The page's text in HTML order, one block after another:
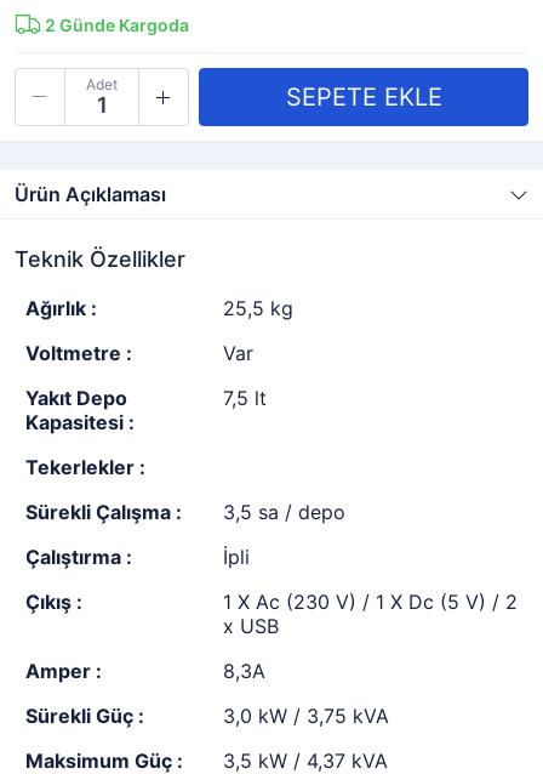
2 Günde Kargoda
Adet
Ürün Açıklaması
Teknik Özellikler
Ağırlık :
25,5 kg
Voltmetre :
Var
Yakıt Depo
Kapasitesi :
7,5 lt
Tekerlekler :
Sürekli Çalışma :
3,5 sa / depo
Çalıştırma :
İpli
Çıkış :
1 X Ac (230 V) / 1 X Dc (5 V) / 2
x USB
Amper :
8,3A
Sürekli Güç :
3,0 kW / 3,75 kVA
Maksimum Güç :
3,5 kW / 4,37 kVA